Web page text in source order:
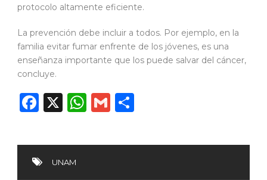
protocolo altamente eficiente.
La prevención debe incluir a todos. Por ejemplo, en la
familia evitar fumar enfrente de los jóvenes, es una
enseñanza importante que los puede salvar del cáncer,
concluye.
Facebook
X WhatsApp
Gmail
UNAM